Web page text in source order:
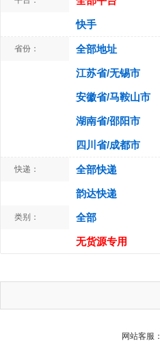
快手
省份： 全部地址
江苏省/无锡市
安徽省/马鞍山市
湖南省/邵阳市
四川省/成都市
快递： 全部快递
韵达快递
类别： 全部
无货源专用
网站客服：